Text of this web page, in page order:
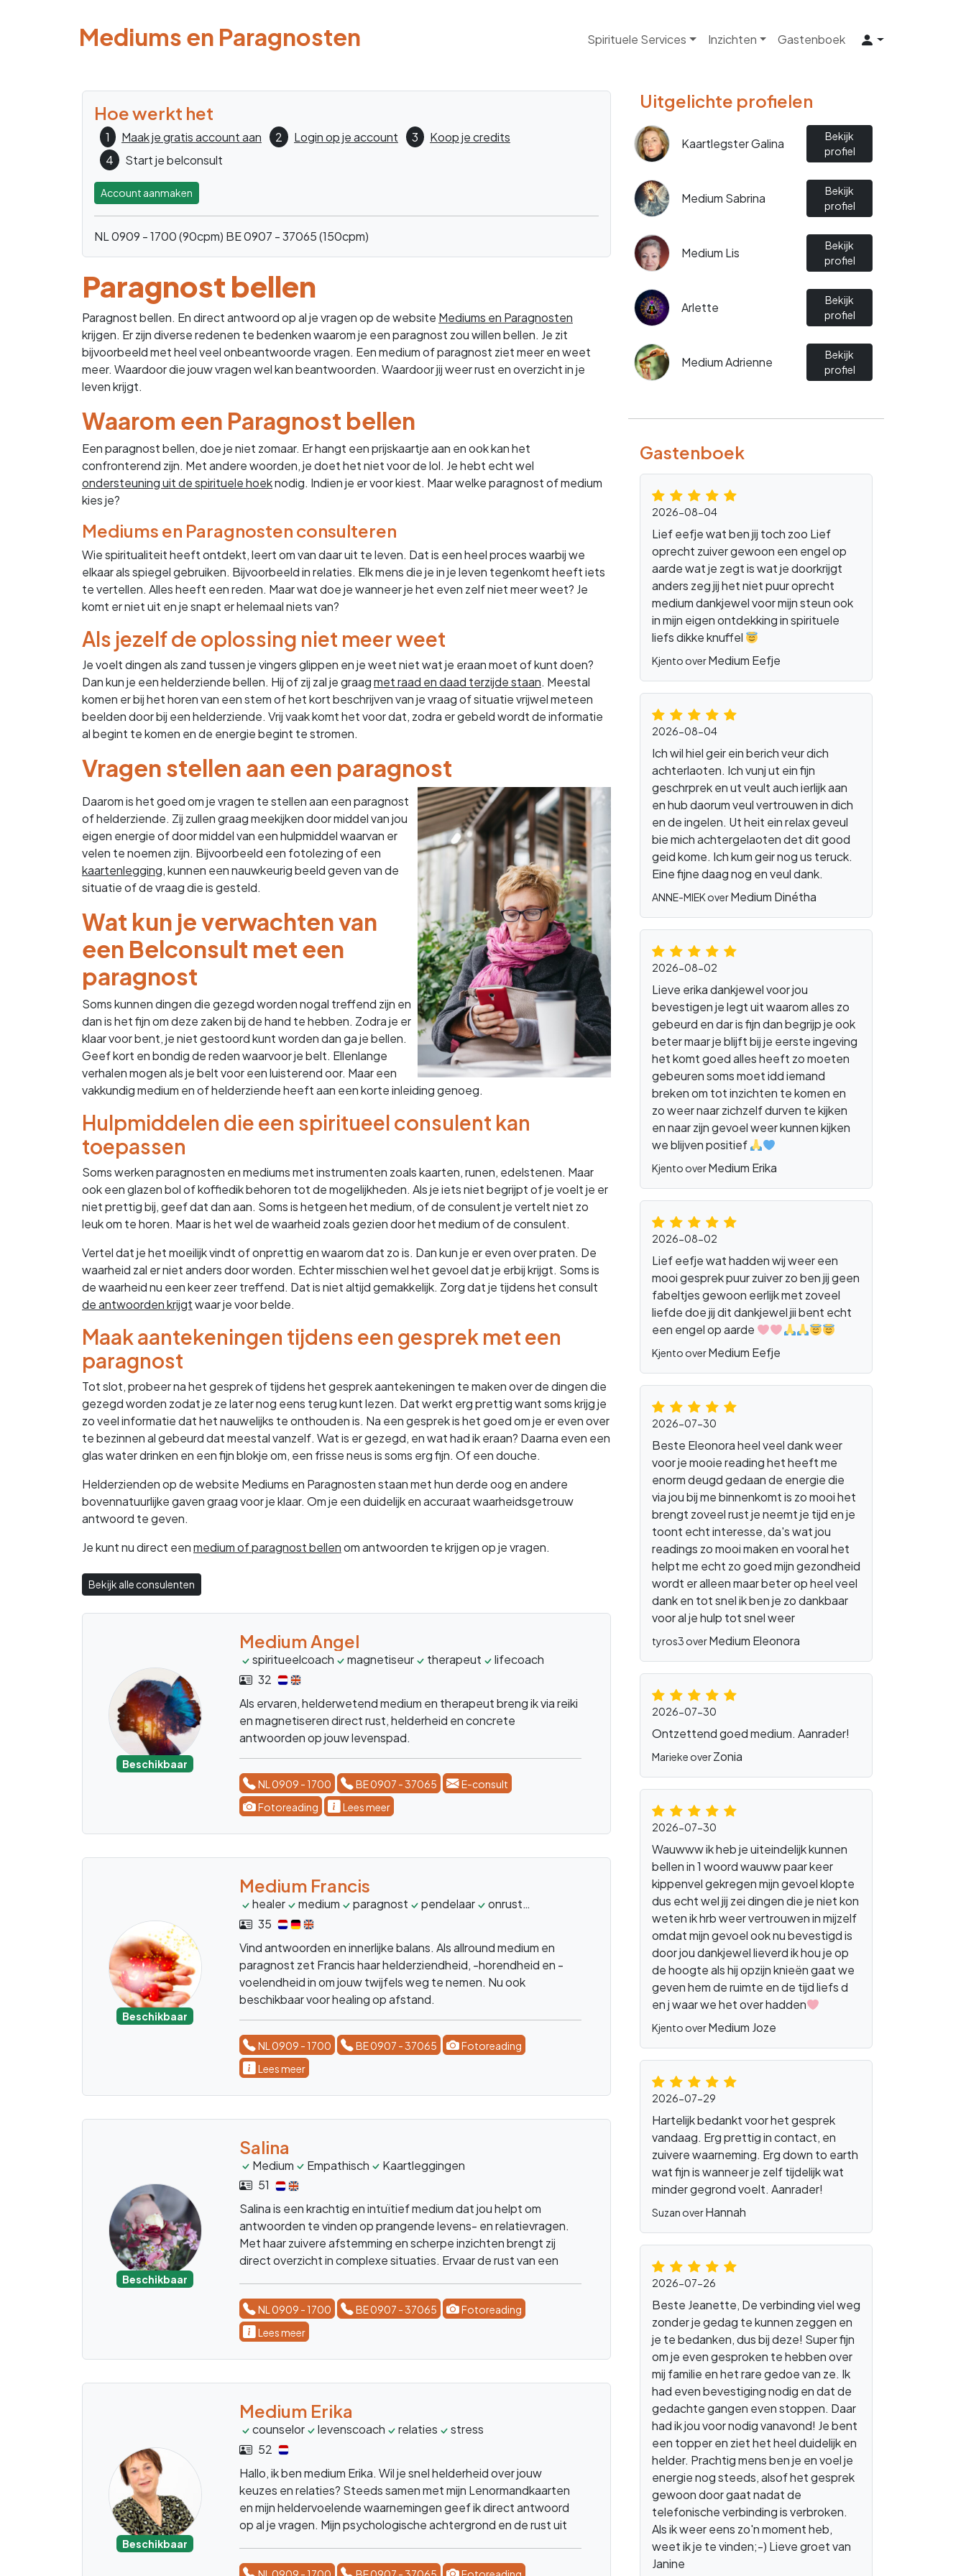
Mediums en Paragnosten Spirituele Services Inzichten Gastenboek
Hoe werkt het
1 Maak je gratis account aan 2 Login op je account 3
Koop je credits
4
Start je belconsult
Account aanmaken
NL 0909 - 1700 (90cpm) BE 0907 - 37065 (150cpm)
Paragnost bellen
Paragnost bellen. En direct antwoord op al je vragen op de website Mediums en Paragnosten
krijgen. Er zijn diverse redenen te bedenken waarom je een paragnost zou willen bellen. Je zit
bijvoorbeeld met heel veel onbeantwoorde vragen. Een medium of paragnost ziet meer en weet
meer. Waardoor die jouw vragen wel kan beantwoorden. Waardoor jij weer rust en overzicht in je
leven krijgt.
Waarom een Paragnost bellen
Een paragnost bellen, doe je niet zomaar. Er hangt een prijskaartje aan en ook kan het
confronterend zijn. Met andere woorden, je doet het niet voor de lol. Je hebt echt wel
ondersteuning uit de spirituele hoeknodig. Indien je er voor kiest. Maar welke paragnost of medium
kies je?
Mediums en Paragnosten consulteren
Wie spiritualiteit heeft ontdekt, leert om van daar uit te leven. Dat is een heel proces waarbij we
elkaar als spiegel gebruiken. Bijvoorbeeld in relaties. Elk mens die je in je leven tegenkomt heeft iets
te vertellen. Alles heeft een reden. Maar wat doe je wanneer je het even zelf niet meer weet? Je
komt er niet uit en je snapt er helemaal niets van?
Als jezelf de oplossing niet meer weet
Je voelt dingen als zand tussen je vingers glippen en je weet niet wat je eraan moet of kunt doen?
Dan kun je een helderziende bellen. Hij of zij zal je graagmet raad en daad terzijde staan. Meestal
komen er bij het horen van een stem of het kort beschrijven van je vraag of situatie vrijwel meteen
beelden door bij een helderziende. Vrij vaak komt het voor dat, zodra er gebeld wordt de informatie
al begint te komen en de energie begint te stromen.
Vragen stellen aan een paragnost
Daarom is het goed om je vragen te stellen aan een paragnost
of helderziende. Zij zullen graag meekijken door middel van jou
eigen energie of door middel van een hulpmiddel waarvan er
velen te noemen zijn. Bijvoorbeeld een fotolezing of een
kaartenlegging, kunnen een nauwkeurig beeld geven van de
situatie of de vraag die is gesteld.
Wat kun je verwachten van
een Belconsult met een
paragnost
Soms kunnen dingen die gezegd worden nogal treffend zijn en
dan is het fijn om deze zaken bij de hand te hebben. Zodra je er
klaar voor bent, je niet gestoord kunt worden dan ga je bellen.
Geef kort en bondig de reden waarvoor je belt. Ellenlange
verhalen mogen als je belt voor een luisterend oor. Maar een
vakkundig medium en of helderziende heeft aan een korte inleiding genoeg.
Hulpmiddelen die een spiritueel consulent kan
toepassen
Soms werken paragnosten en mediums met instrumenten zoals kaarten, runen, edelstenen. Maar
ook een glazen bol of koffiedik behoren tot de mogelijkheden. Als je iets niet begrijpt of je voelt je er
niet prettig bij, geef dat dan aan. Soms is hetgeen het medium, of de consulent je vertelt niet zo
leuk om te horen. Maar is het wel de waarheid zoals gezien door het medium of de consulent.
Vertel dat je het moeilijk vindt of onprettig en waarom dat zo is. Dan kun je er even over praten. De
waarheid zal er niet anders door worden. Echter misschien wel het gevoel dat je erbij krijgt. Soms is
de waarheid nu een keer zeer treffend. Dat is niet altijd gemakkelijk. Zorg dat je tijdens het consult
de antwoorden krijgtwaar je voor belde.
Maak aantekeningen tijdens een gesprek met een
paragnost
Tot slot, probeer na het gesprek of tijdens het gesprek aantekeningen te maken over de dingen die
gezegd worden zodat je ze later nog eens terug kunt lezen. Dat werkt erg prettig want soms krijg je
zo veel informatie dat het nauwelijks te onthouden is. Na een gesprek is het goed om je er even over
te bezinnen al gebeurd dat meestal vanzelf. Wat is er gezegd, en wat had ik eraan? Daarna even een
glas water drinken en een fijn blokje om, een frisse neus is soms erg fijn. Of een douche.
Helderzienden op de website Mediums en Paragnosten staan met hun derde oog en andere
bovennatuurlijke gaven graag voor je klaar. Om je een duidelijk en accuraat waarheidsgetrouw
antwoord te geven.
Je kunt nu direct eenmedium of paragnost bellenom antwoorden te krijgen op je vragen.
Bekijk alle consulenten
Beschikbaar
Medium Angel
spiritueelcoach magnetiseur therapeut lifecoach
reikmaster
32
Als ervaren, helderwetend medium en therapeut breng ik via reiki
en magnetiseren direct rust, helderheid en concrete
antwoorden op jouw levenspad.
NL 0909 - 1700 BE 0907 - 37065
E-consult
Fotoreading
Lees meer
Beschikbaar
Medium Francis
healer medium paragnost pendelaar onrust
35
Vind antwoorden en innerlijke balans. Als allround medium en
paragnost zet Francis haar helderziendheid, -horendheid en -
voelendheid in om jouw twijfels weg te nemen. Nu ook
beschikbaar voor healing op afstand.
NL 0909 - 1700 BE 0907 - 37065
Fotoreading
Lees meer
Beschikbaar
Salina
Medium Empathisch
Kaartleggingen
51
Salina is een krachtig en intuïtief medium dat jou helpt om
antwoorden te vinden op prangende levens- en relatievragen.
Met haar zuivere afstemming en scherpe inzichten brengt zij
direct overzicht in complexe situaties. Ervaar de rust van een
NL 0909 - 1700 BE 0907 - 37065
Fotoreading
Lees meer
Beschikbaar
Medium Erika
counselor levenscoach relaties stress zielsmissie
systeemopstellingen
52
Hallo, ik ben medium Erika. Wil je snel helderheid over jouw
keuzes en relaties? Steeds samen met mijn Lenormandkaarten
en mijn heldervoelende waarnemingen geef ik direct antwoord
op al je vragen. Mijn psychologische achtergrond en de rust uit
Uitgelichte profielen
Kaartlegster Galina
Bekijk
profiel
Medium Sabrina
Bekijk
profiel
Medium Lis
Bekijk
profiel
Arlette
Bekijk
profiel
Medium Adrienne
Bekijk
profiel
Gastenboek
2026-08-04
Lief eefje wat ben jij toch zoo Lief
oprecht zuiver gewoon een engel op
aarde wat je zegt is wat je doorkrijgt
anders zeg jij het niet puur oprecht
medium dankjewel voor mijn steun ook
in mijn eigen ontdekking in spirituele
liefs dikke knuffel
Kjento overMedium Eefje
2026-08-04
Ich wil hiel geir ein berich veur dich
achterlaoten. Ich vunj ut ein fijn
geschrprek en ut veult auch ierlijk aan
en hub daorum veul vertrouwen in dich
en de ingelen. Ut heit ein relax geveul
bie mich achtergelaoten det dit good
geid kome. Ich kum geir nog us teruck.
Eine fijne daag nog en veul dank.
ANNE-MIEK overMedium Dinétha
2026-08-02
Lieve erika dankjewel voor jou
bevestigen je legt uit waarom alles zo
gebeurd en dar is fijn dan begrijp je ook
beter maar je blijft bij je eerste ingeving
het komt goed alles heeft zo moeten
gebeuren soms moet idd iemand
breken om tot inzichten te komen en
zo weer naar zichzelf durven te kijken
en naar zijn gevoel weer kunnen kijken
we blijven positief
Kjento overMedium Erika
2026-08-02
Lief eefje wat hadden wij weer een
mooi gesprek puur zuiver zo ben jij geen
fabeltjes gewoon eerlijk met zoveel
liefde doe jij dit dankjewel jii bent echt
een engel op aarde
Kjento overMedium Eefje
2026-07-30
Beste Eleonora heel veel dank weer
voor je mooie reading het heeft me
enorm deugd gedaan de energie die
via jou bij me binnenkomt is zo mooi het
brengt zoveel rust je neemt je tijd en je
toont echt interesse, da's wat jou
readings zo mooi maken en vooral het
helpt me echt zo goed mijn gezondheid
wordt er alleen maar beter op heel veel
dank en tot snel ik ben je zo dankbaar
voor al je hulp tot snel weer
tyros3 overMedium Eleonora
2026-07-30
Ontzettend goed medium. Aanrader!
Marieke overZonia
2026-07-30
Wauwww ik heb je uiteindelijk kunnen
bellen in 1 woord wauww paar keer
kippenvel gekregen mijn gevoel klopte
dus echt wel jij zei dingen die je niet kon
weten ik hrb weer vertrouwen in mijzelf
omdat mijn gevoel ook nu bevestigd is
door jou dankjewel lieverd ik hou je op
de hoogte als hij opzijn knieën gaat we
geven hem de ruimte en de tijd liefs d
en j waar we het over hadden
Kjento overMedium Joze
2026-07-29
Hartelijk bedankt voor het gesprek
vandaag. Erg prettig in contact, en
zuivere waarneming. Erg down to earth
wat fijn is wanneer je zelf tijdelijk wat
minder gegrond voelt. Aanrader!
Suzan overHannah
2026-07-26
Beste Jeanette, De verbinding viel weg
zonder je gedag te kunnen zeggen en
je te bedanken, dus bij deze! Super fijn
om je even gesproken te hebben over
mij familie en het rare gedoe van ze. Ik
had even bevestiging nodig en dat de
gedachte gangen even stoppen. Daar
had ik jou voor nodig vanavond! Je bent
een topper en ziet het heel duidelijk en
helder. Prachtig mens ben je en voel je
energie nog steeds, alsof het gesprek
gewoon door gaat nadat de
telefonische verbinding is verbroken.
Als ik weer eens zo'n moment heb,
weet ik je te vinden;-) Lieve groet van
Janine